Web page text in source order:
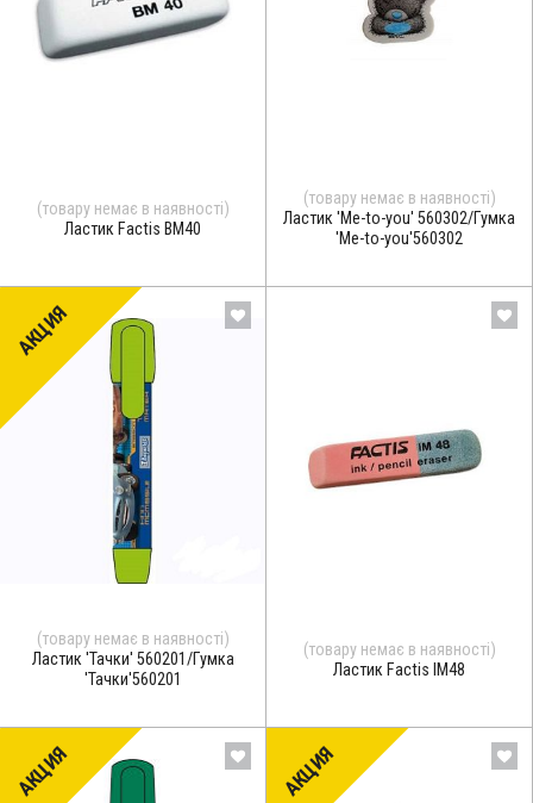
(товару немає в наявності)
Ластик Factis ВМ40
(товару немає в наявності)
Ластик 'Me-to-you' 560302/Гумка
'Me-to-you'560302
АКЦИЯ
(товару немає в наявності)
Ластик 'Тачки' 560201/Гумка
'Тачки'560201
(товару немає в наявності)
Ластик Factis ІМ48
АКЦИЯ АКЦИЯ